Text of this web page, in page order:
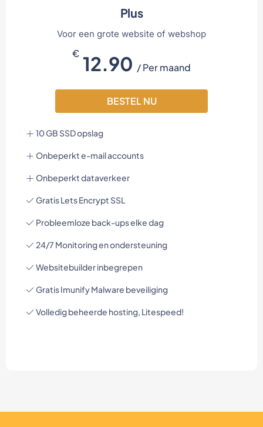
Plus
Voor een grote website of webshop
€ 12.90 / Per maand
BESTEL NU
10 GB SSD opslag
Onbeperkt e-mail accounts
Onbeperkt dataverkeer
Gratis Lets Encrypt SSL
Probleemloze back-ups elke dag
24/7 Monitoring en ondersteuning
Websitebuilder inbegrepen
Gratis Imunify Malware beveiliging
Volledig beheerde hosting, Litespeed!